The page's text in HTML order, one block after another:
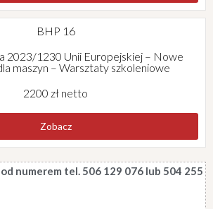
BHP 16
2023/1230 Unii Europejskiej – Nowe
maszyn – Warsztaty szkoleniowe
2200 zł netto
Zobacz
numerem tel. 506 129 076 lub 504 255